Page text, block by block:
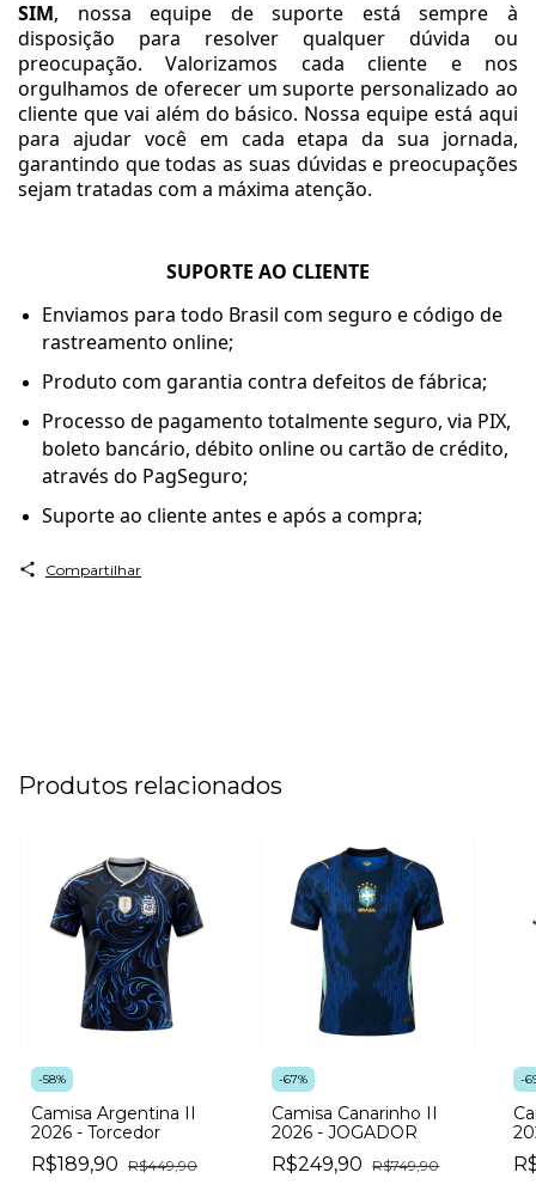
SIM, nossa equipe de suporte está sempre à
disposição para resolver qualquer dúvida ou
preocupação. Valorizamos cada cliente e nos
orgulhamos de oferecer um suporte personalizado ao
cliente que vai além do básico. Nossa equipe está aqui
para ajudar você em cada etapa da sua jornada,
garantindo que todas as suas dúvidas e preocupações
sejam tratadas com a máxima atenção.
SUPORTE AO CLIENTE
Enviamos para todo Brasil com seguro e código de
rastreamento online;
Produto com garantia contra defeitos de fábrica;
Processo de pagamento totalmente seguro, via PIX,
boleto bancário, débito online ou cartão de crédito,
através do PagSeguro;
Suporte ao cliente antes e após a compra;
Compartilhar
Produtos relacionados
-58%
Camisa Argentina II
2026 - Torcedor
R$189,90 R$449,90
-67%
Camisa Canarinho II
2026 - JOGADOR
R$249,90 R$749,90
-